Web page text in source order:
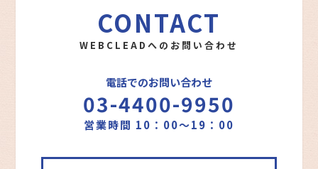
CONTACT
WEBCLEADへのお問い合わせ
電話でのお問い合わせ
03-4400-9950
営業時間 10：00～19：00